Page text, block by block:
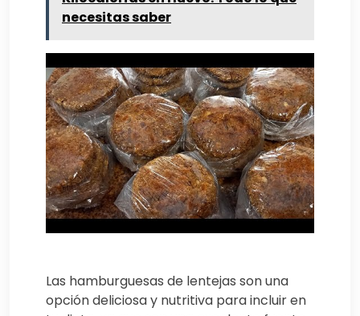
necesitas saber
Las hamburguesas de lentejas son una
opción deliciosa y nutritiva para incluir en